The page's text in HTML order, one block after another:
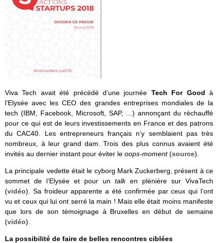
Viva Tech avait été précédé d’une journée Tech For Good à
l’Elysée avec les CEO des grandes entreprises mondiales de la
tech (IBM, Facebook, Microsoft, SAP, …) annonçant du réchauffé
pour ce qui est de leurs investissements en France et des patrons
du CAC40. Les entrepreneurs français n’y semblaient pas très
nombreux, à leur grand dam. Trois des plus connus avaient été
invités au dernier instant pour éviter le oops-moment(source).
La principale vedette était le cyborg Mark Zuckerberg, présent à ce
sommet de l’Elysée et pour un talken plénière sur VivaTech
(vidéo). Sa froideur apparente a été confirmée par ceux qui l’ont
vu et ceux qui lui ont serré la main ! Mais elle était moins manifeste
que lors de son témoignage à Bruxelles en début de semaine
(vidéo).
La possibilité de faire de belles rencontres ciblées